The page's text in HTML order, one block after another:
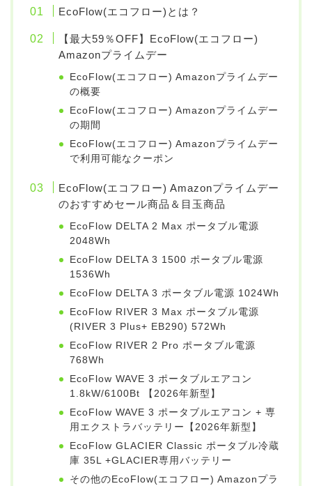
EcoFlow(エコフロー)とは？
【最大59％OFF】EcoFlow(エコフロー)
Amazonプライムデー
EcoFlow(エコフロー) Amazonプライムデー
の概要
EcoFlow(エコフロー) Amazonプライムデー
の期間
EcoFlow(エコフロー) Amazonプライムデー
で利用可能なクーポン
EcoFlow(エコフロー) Amazonプライムデー
のおすすめセール商品＆目玉商品
EcoFlow DELTA 2 Max ポータブル電源
2048Wh
EcoFlow DELTA 3 1500 ポータブル電源
1536Wh
EcoFlow DELTA 3 ポータブル電源 1024Wh
EcoFlow RIVER 3 Max ポータブル電源
(RIVER 3 Plus+ EB290) 572Wh
EcoFlow RIVER 2 Pro ポータブル電源
768Wh
EcoFlow WAVE 3 ポータブルエアコン
1.8kW/6100Bt 【2026年新型】
EcoFlow WAVE 3 ポータブルエアコン + 専
用エクストラバッテリー【2026年新型】
EcoFlow GLACIER Classic ポータブル冷蔵
庫 35L +GLACIER専用バッテリー
その他のEcoFlow(エコフロー) Amazonプラ